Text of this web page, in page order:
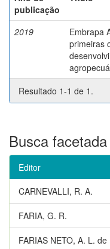
publicação
2019
Embrapa
primeiras
Resultado 1-1 de 1.
Busca facetada
Editor
CARNEVALLI, R. A.
FARIA, G. R.
FARIAS NETO, A. L. de